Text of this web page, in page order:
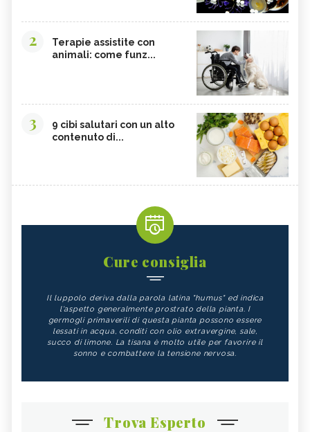
2
Terapie assistite con
animali: come funz...
3
9 cibi salutari con un alto
contenuto di...
Cure consiglia
Il luppolo deriva dalla parola latina "humus" ed indica
l'aspetto generalmente prostrato della pianta. I
germogli primaverili di questa pianta possono essere
lessati in acqua, conditi con olio extravergine, sale,
succo di limone. La tisana è molto utile per favorire il
sonno e combattere la tensione nervosa.
Trova Esperto